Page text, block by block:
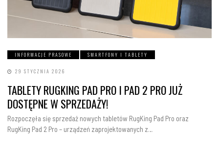
INFORMACJE PRASOWE SMARTFONY I TABLETY
29 STYCZNIA 2026
TABLETY RUGKING PAD PRO I PAD 2 PRO JUŻ
DOSTĘPNE W SPRZEDAŻY!
Rozpoczęła się sprzedaż nowych tabletów RugKing Pad Pro oraz
RugKing Pad 2 Pro – urządzeń zaprojektowanych z…